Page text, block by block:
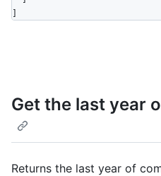
Get the last year
Returns the last year of